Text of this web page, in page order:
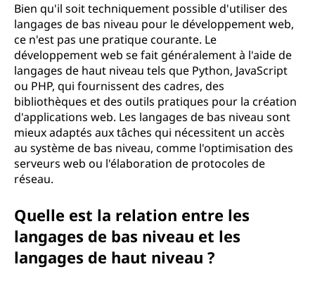
Bien qu'il soit techniquement possible d'utiliser des
langages de bas niveau pour le développement web,
ce n'est pas une pratique courante. Le
développement web se fait généralement à l'aide de
langages de haut niveau tels que Python, JavaScript
ou PHP, qui fournissent des cadres, des
bibliothèques et des outils pratiques pour la création
d'applications web. Les langages de bas niveau sont
mieux adaptés aux tâches qui nécessitent un accès
au système de bas niveau, comme l'optimisation des
serveurs web ou l'élaboration de protocoles de
réseau.
Quelle est la relation entre les
langages de bas niveau et les
langages de haut niveau ?